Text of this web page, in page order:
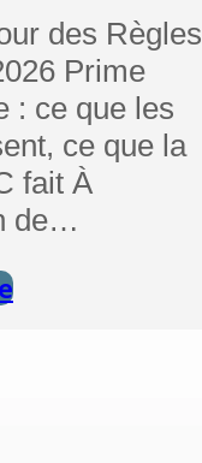
des Règles
Prime
: ce que les
ce que la
fait À
de…